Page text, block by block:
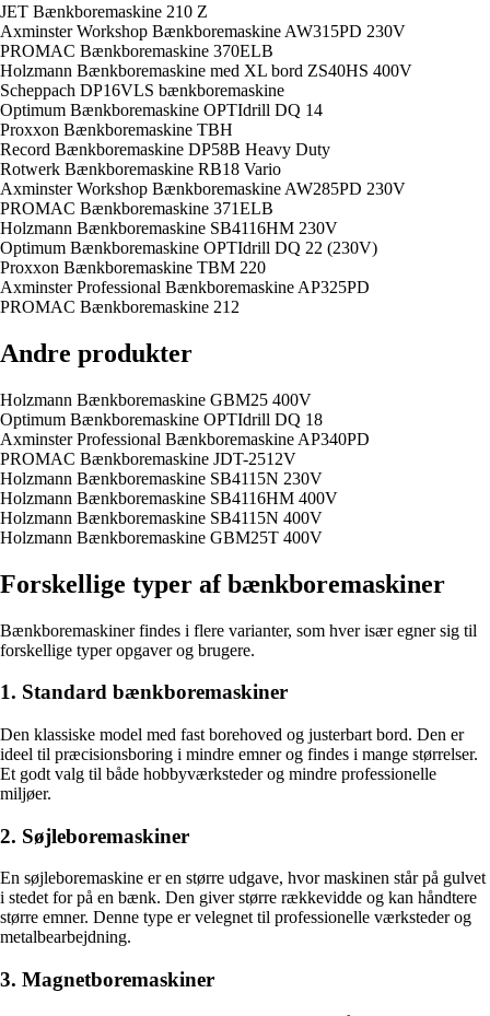
JET Bænkboremaskine 210 Z
Axminster Workshop Bænkboremaskine AW315PD 230V
PROMAC Bænkboremaskine 370ELB
Holzmann Bænkboremaskine med XL bord ZS40HS 400V
Scheppach DP16VLS bænkboremaskine
Optimum Bænkboremaskine OPTIdrill DQ 14
Proxxon Bænkboremaskine TBH
Record Bænkboremaskine DP58B Heavy Duty
Rotwerk Bænkboremaskine RB18 Vario
Axminster Workshop Bænkboremaskine AW285PD 230V
PROMAC Bænkboremaskine 371ELB
Holzmann Bænkboremaskine SB4116HM 230V
Optimum Bænkboremaskine OPTIdrill DQ 22 (230V)
Proxxon Bænkboremaskine TBM 220
Axminster Professional Bænkboremaskine AP325PD
PROMAC Bænkboremaskine 212
Andre produkter
Holzmann Bænkboremaskine GBM25 400V
Optimum Bænkboremaskine OPTIdrill DQ 18
Axminster Professional Bænkboremaskine AP340PD
PROMAC Bænkboremaskine JDT-2512V
Holzmann Bænkboremaskine SB4115N 230V
Holzmann Bænkboremaskine SB4116HM 400V
Holzmann Bænkboremaskine SB4115N 400V
Holzmann Bænkboremaskine GBM25T 400V
Forskellige typer af bænkboremaskiner
Bænkboremaskiner findes i flere varianter, som hver især egner sig til
forskellige typer opgaver og brugere.
1. Standard bænkboremaskiner
Den klassiske model med fast borehoved og justerbart bord. Den er
ideel til præcisionsboring i mindre emner og findes i mange størrelser.
Et godt valg til både hobbyværksteder og mindre professionelle
miljøer.
2. Søjleboremaskiner
En søjleboremaskine er en større udgave, hvor maskinen står på gulvet
i stedet for på en bænk. Den giver større rækkevidde og kan håndtere
større emner. Denne type er velegnet til professionelle værksteder og
metalbearbejdning.
3. Magnetboremaskiner